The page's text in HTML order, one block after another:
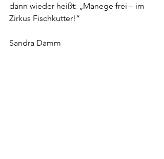
dann wieder heißt: „Manege frei – im
Zirkus Fischkutter!“
Sandra Damm